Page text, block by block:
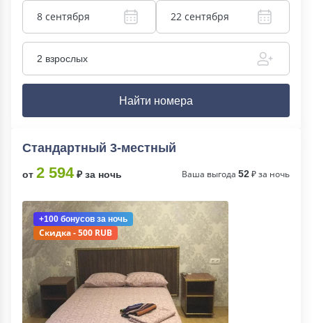
8 сентября 22 сентября
2 взрослых
Найти номера
Стандартный 3-местный
от 2 594₽ за ночь Ваша выгода 52₽ за ночь
+100 бонусов за ночь
Скидка - 500 RUB